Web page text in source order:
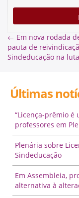
← Em nova rodada
pauta de
Sindeducação na
Últimas
“Licença-prêmio é
professores em
Plenária sobre
Sindeducação
Em Assembleia,
alternativa à